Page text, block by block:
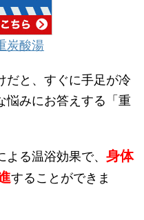
炭酸湯
だと、すぐに手足が冷
悩みにお答えする「重
よる温浴効果で、 身体
することができま